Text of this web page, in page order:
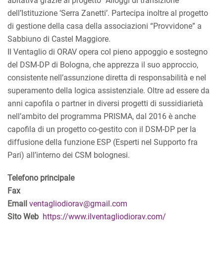
dell’Istituzione ‘Serra Zanetti’. Partecipa inoltre al progetto
di gestione della casa della associazioni “Provvidone” a
Sabbiuno di Castel Maggiore.
Il Ventaglio di ORAV opera col pieno appoggio e sostegno
del DSM-DP di Bologna, che apprezza il suo approccio,
consistente nell’assunzione diretta di responsabilità e nel
superamento della logica assistenziale. Oltre ad essere da
anni capofila o partner in diversi progetti di sussidiarietà
nell’ambito del programma PRISMA, dal 2016 è anche
capofila di un progetto co-gestito con il DSM-DP per la
diffusione della funzione ESP (Esperti nel Supporto fra
Pari) all’interno dei CSM bolognesi.
Telefono principale
Fax
Email ventagliodiorav@gmail.com
Sito Web https://www.ilventagliodiorav.com/